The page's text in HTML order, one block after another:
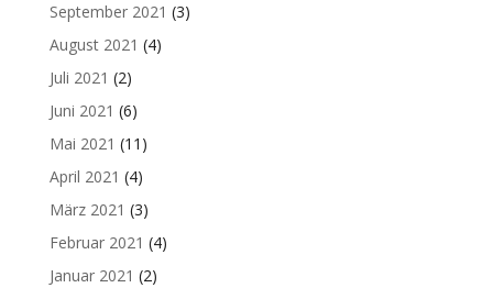
September 2021 (3)
August 2021 (4)
Juli 2021 (2)
Juni 2021 (6)
Mai 2021 (11)
April 2021 (4)
März 2021 (3)
Februar 2021 (4)
Januar 2021 (2)